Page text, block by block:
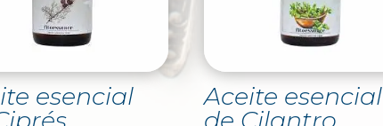
esencial
Aceite esencial
de Cilantro